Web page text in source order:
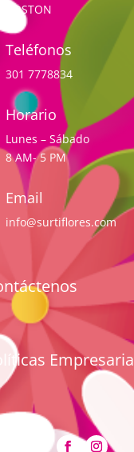
BOSTON
Teléfonos
301 7778834
Horario
Lunes – Sábado
8 AM- 5 PM
Email
info@surtiflores.com